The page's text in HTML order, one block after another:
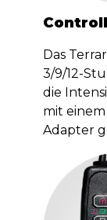
Das
3/9/12-
die
mit
Adapter